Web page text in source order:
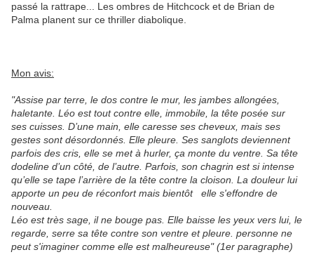
passé la rattrape... Les ombres de Hitchcock et de Brian de
Palma planent sur ce thriller diabolique.
Mon avis:
"Assise par terre, le dos contre le mur, les jambes allongées,
haletante. Léo est tout contre elle, immobile, la tête posée sur
ses cuisses. D’une main, elle caresse ses cheveux, mais ses
gestes sont désordonnés. Elle pleure. Ses sanglots deviennent
parfois des cris, elle se met à hurler, ça monte du ventre. Sa tête
dodeline d’un côté, de l’autre. Parfois, son chagrin est si intense
qu’elle se tape l’arrière de la tête contre la cloison. La douleur lui
apporte un peu de réconfort mais bientôt elle s'effondre de
nouveau.
Léo est très sage, il ne bouge pas. Elle baisse les yeux vers lui, le
regarde, serre sa tête contre son ventre et pleure. personne ne
peut s'imaginer comme elle est malheureuse" (1er paragraphe)